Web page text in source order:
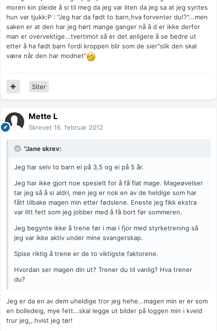
moren kin pleide å si til meg da jeg var liten da jeg sa at jeg syntes
hun var tjukk:P : "Jeg har da født to barn,hva forventer du!?"...men
saken er at den har jeg hørt mange ganger nå å d er ikke derfor
man er overvektige...tvertimot så er det anligere å se bedre ut
etter å ha født barn fordi kroppen blir som de sier"slik den skal
være når den har modnet"
Siter
Mette L
Skrevet 16. februar 2012
"Jane skrev:
Jeg har selv to barn ei på 3,5 og ei på 5 år.
Jeg har ikke gjort noe spesielt for å få flat mage. Mageøvelser
tar jeg så å si aldri, men jeg er nok en av de heldige som har
fått tilbake magen min etter fødslene. Eneste jeg fikk ekstra
var litt fett som jeg jobber med å få bort før sommeren.
Jeg begynte ikke å trene før i mai i fjor med styrketrening så
jeg var ikke aktiv under mine svangerskap.
Spise riktig å trene er de to viktigste faktorene.
Hvordan ser magen din ut? Trener du til vanlig? Hva trener
du?
Jeg er da en av dem uheldige tror jeg hehe...magen min er er som
en bolledeig, mye fett...skal legge ut bilder på loggen min i kveld
trur jeg,,.hvist jeg tør!